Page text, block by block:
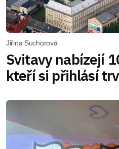
Jiřina Suchorová
Svitavy nabízejí
kteří si přihlásí